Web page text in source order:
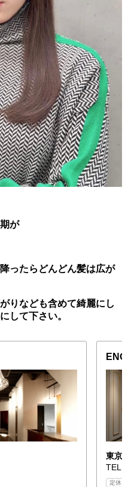
が
ったらどんどん髪は広が
りなども含めて綺麗にし
して下さい。
東京
定休